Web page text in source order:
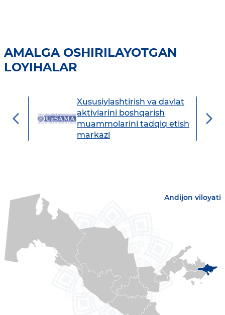
AMALGA OSHIRILAYOTGAN
LOYIHALAR
Xususiylashtirish va davlat
aktivlarini boshqarish
muammolarini tadqiq etish
markazi
Andijon viloyati